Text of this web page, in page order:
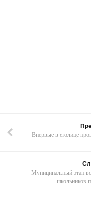
Впервые в столице
Муниципальный этап
школьников